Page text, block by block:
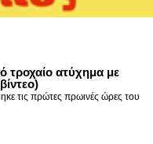
τροχαίο ατύχημα με
τις πρώτες πρωινές ώρες του